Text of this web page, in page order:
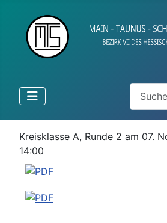
Suchen
Kreisklasse A, Runde 2 am 07.
14:00